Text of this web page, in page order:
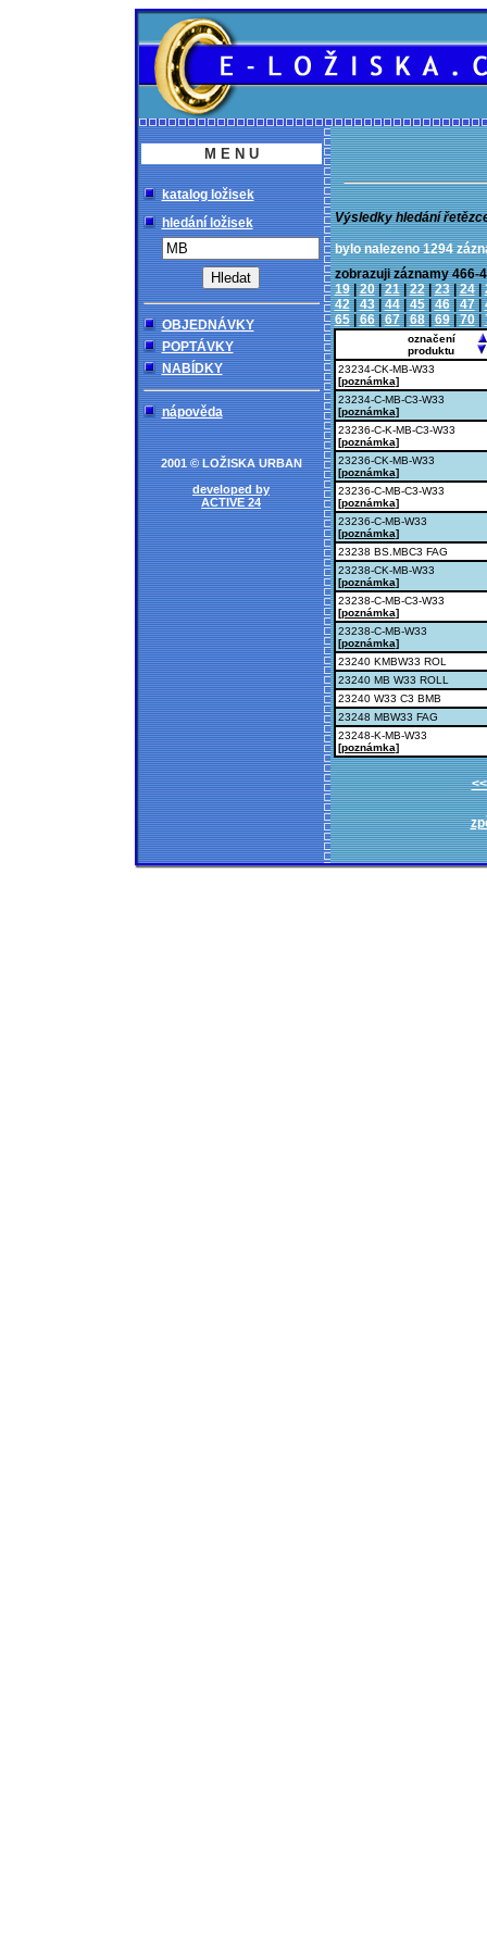
M E N U
katalog ložisek
hledání ložisek
OBJEDNÁVKY
POPTÁVKY
NABÍDKY
nápověda
2001 © LOŽISKA URBAN
developed by
ACTIVE 24
Výsledky hledání
bylo nalezeno 1294
zobrazuji záznamy
19|20|21|22|23|24|
42|43|44|45|46|47|
65|66|67|68|69|70|
označení
produktu
23234-CK-MB-W33
[poznámka]
23234-C-MB-C3-W33
[poznámka]
23236-C-K-MB-C3-W33
[poznámka]
23236-CK-MB-W33
[poznámka]
23236-C-MB-C3-W33
[poznámka]
23236-C-MB-W33
[poznámka]
23238 BS.MBC3 FAG
23238-CK-MB-W33
[poznámka]
23238-C-MB-C3-W33
[poznámka]
23238-C-MB-W33
[poznámka]
23240 KMBW33 ROL
23240 MB W33 ROLL
23240 W33 C3 BMB
23248 MBW33 FAG
23248-K-MB-W33
[poznámka]